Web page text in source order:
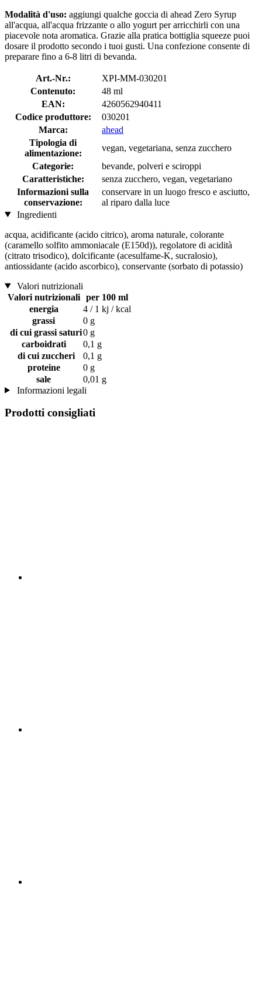
Modalità d'uso: aggiungi qualche goccia di ahead Zero Syrup
all'acqua, all'acqua frizzante o allo yogurt per arricchirli con una
piacevole nota aromatica. Grazie alla pratica bottiglia squeeze puoi
dosare il prodotto secondo i tuoi gusti. Una confezione consente di
preparare fino a 6-8 litri di bevanda.
Art.-Nr.:
XPI-MM-030201
Contenuto:
48 ml
EAN:
4260562940411
Codice produttore:
030201
Marca:
ahead
Tipologia di
alimentazione:
vegan, vegetariana, senza zucchero
Categorie:
bevande, polveri e sciroppi
Caratteristiche:
senza zucchero, vegan, vegetariano
Informazioni sulla
conservazione:
conservare in un luogo fresco e asciutto,
al riparo dalla luce
Ingredienti
acqua, acidificante (acido citrico), aroma naturale, colorante
(caramello solfito ammoniacale (E150d)), regolatore di acidità
(citrato trisodico), dolcificante (acesulfame-K, sucralosio),
antiossidante (acido ascorbico), conservante (sorbato di potassio)
Valori nutrizionali
Valori nutrizionali
per 100 ml
energia
4 / 1 kj / kcal
grassi
0 g
di cui grassi saturi0 g
carboidrati
0,1 g
di cui zuccheri
0,1 g
proteine
0 g
sale
0,01 g
Informazioni legali
Prodotti consigliati